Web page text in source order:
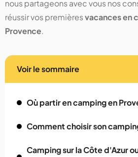
nous partageons avec vous nos
réussir vos premièresvacances en
Provence.
Voir le sommaire
Où partir en camping en
Comment choisir son
Camping sur la Côte d'Azur